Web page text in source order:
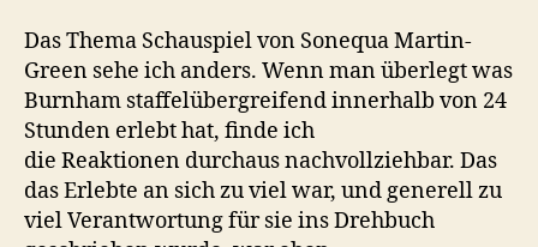
Das Thema Schauspiel von Sonequa Martin-
Green sehe ich anders. Wenn man überlegt was
Burnham staffelübergreifend innerhalb von 24
Stunden erlebt hat, finde ich
die Reaktionen durchaus nachvollziehbar. Das
das Erlebte an sich zu viel war, und generell zu
viel Verantwortung für sie ins Drehbuch